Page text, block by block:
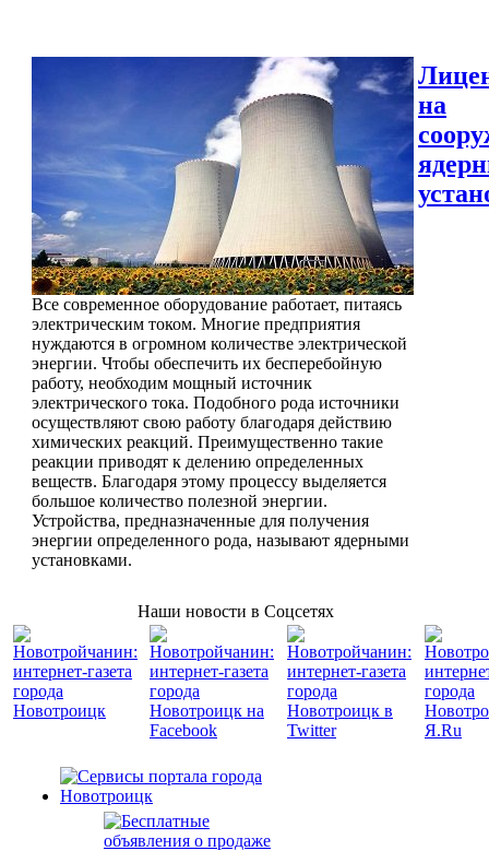
Все современное оборудование работает, питаясь
электрическим током. Многие предприятия
нуждаются в огромном количестве электрической
энергии. Чтобы обеспечить их бесперебойную
работу, необходим мощный источник
электрического тока. Подобного рода источники
осуществляют свою работу благодаря действию
химических реакций. Преимущественно такие
реакции приводят к делению определенных
веществ. Благодаря этому процессу выделяется
большое количество полезной энергии.
Устройства, предназначенные для получения
энергии определенного рода, называют ядерными
установками.
на
Наши новости в Соцсетях